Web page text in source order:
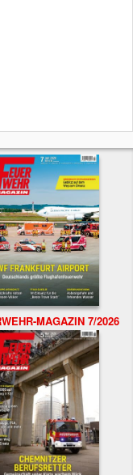
MAGAZIN 7/2026